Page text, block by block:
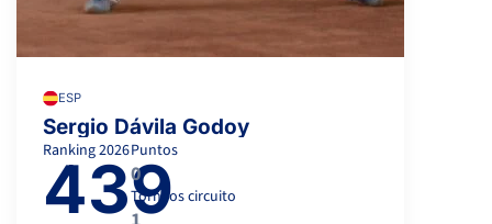
ESP
Sergio Dávila Godoy
Ranking2026
439
Puntos
0
Torneos circuito